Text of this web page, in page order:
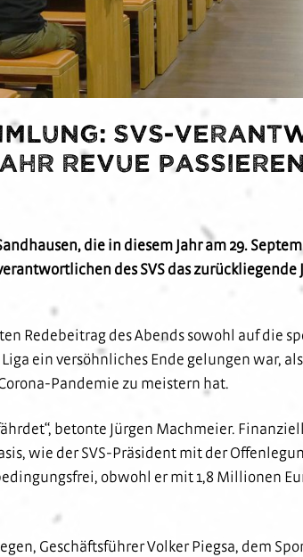
SVS-
Revue passieren
die in diesem Jahr am 29.
des SVS das zurückliegende
Redebeitrag des Abends sowohl auf die
ein versöhnliches Ende gelungen war,
Pandemie zu meistern hat.
betonte Jürgen Machmeier.
wie der SVS-Präsident mit der
obwohl er mit 1,8 Millionen
Geschäftsführer Volker Piegsa, dem